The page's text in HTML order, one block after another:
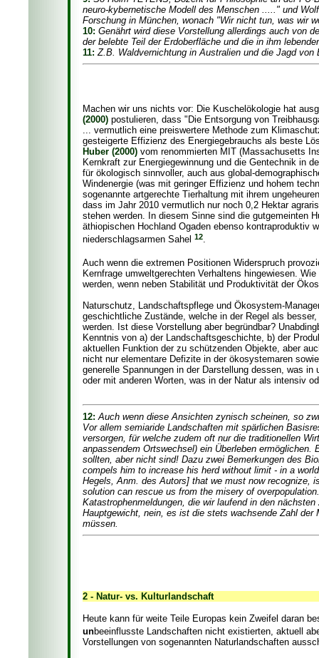
neuro-kybernetische Modell des Menschen ....." und
Forschung in München, wonach "Wir nicht tun, was wir
10: Genährt wird diese Vorstellung allerdings auch von
der belebte Teil der Erdoberfläche und die in ihm
11: Z.B. Waldvernichtung in Australien und die Jagd
Machen wir uns nichts vor: Die Kuschelökologie hat
(2000) postulieren, dass "Die Entsorgung von
... vermutlich eine preiswertere Methode zum
gesteigerte Effizienz des Energiegebrauchs als beste
Huber (2000) vom renommierten MIT (Massachusetts
Kernkraft zur Energiegewinnung und die Gentechnik in
für ökologisch sinnvoller, auch aus global-
Windenergie (was mit geringer Effizienz und hohem
sogenannte artgerechte Tierhaltung mit ihrem
dass im Jahr 2010 vermutlich nur noch 0,2 Hektar
stehen werden. In diesem Sinne sind die gutgemeinten
äthiopischen Hochland Ogaden ebenso kontraproduktiv
niederschlagsarmen Sahel 12.
Auch wenn die extremen Positionen Widerspruch
Kernfrage umweltgerechten Verhaltens hingewiesen.
werden, wenn neben Stabilität und Produktivität der
Naturschutz, Landschaftspflege und Ökosystem-
geschichtliche Zustände, welche in der Regel als
werden. Ist diese Vorstellung aber begründbar?
Kenntnis von a) der Landschaftsgeschichte, b) der
aktuellen Funktion der zu schützenden Objekte, aber
nicht nur elementare Defizite in der ökosystemaren
generelle Spannungen in der Darstellung dessen, was
oder mit anderen Worten, was in der Natur als intensiv
12: Auch wenn diese Ansichten zynisch scheinen, so
Vor allem semiaride Landschaften mit spärlichen
versorgen, für welche zudem oft nur die traditionellen
anpassendem Ortswechsel) ein Überleben
sollten, aber nicht sind! Dazu zwei Bemerkungen des
compels him to increase his herd without limit - in a
Hegels, Anm. des Autors] that we must now recognize,
solution can rescue us from the misery of
Katastrophenmeldungen, die wir laufend in den
Hauptgewicht, nein, es ist die stets wachsende Zahl
müssen.
2 - Natur- vs. Kulturlandschaft
Heute kann für weite Teile Europas kein Zweifel daran
unbeeinflusste Landschaften nicht existierten, aktuell
Vorstellungen von sogenannten Naturlandschaften